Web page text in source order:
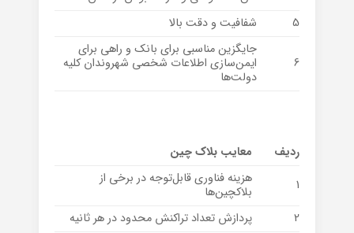
5
شفافیت و دقت بالا
6
جایگزین مناسبی برای بانک و راهی برای
ایمن‌سازی اطلاعات شخصی شهروندان کلیه
دولت‌ها
ردیف
معایب بلاک چین
1
هزینه فناوری قابل‌توجه در برخی از
بلاکچین‌ها
2
پردازش تعداد تراکنش محدود در هر ثانیه